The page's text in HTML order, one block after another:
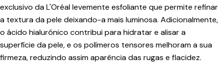
exclusivo da L'Oréal levemente esfoliante que permite refinar
a textura da pele deixando-a mais luminosa. Adicionalmente,
o ácido hialurónico contribui para hidratar e alisar a
superfície da pele, e os polímeros tensores melhoram a sua
firmeza, reduzindo assim aparência das rugas e flacidez.